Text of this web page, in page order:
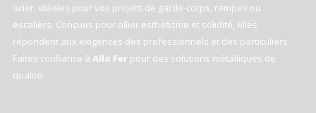
acier, idéales pour vos projets de garde-corps, rampes ou
escaliers. Conçues pour allier esthétisme et solidité, elles
répondent aux exigences des professionnels et des particuliers.
Faites confiance à Allo Fer pour des solutions métalliques de
qualité.